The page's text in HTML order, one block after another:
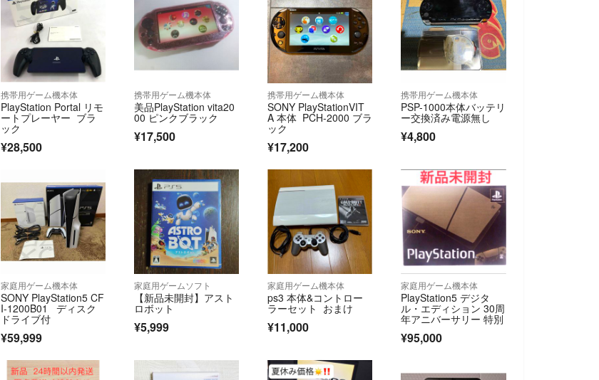
携帯用ゲーム機本体
PlayStation Portal リモ
ートプレーヤー ブラ
ック
¥28,500
携帯用ゲーム機本体
美品PlayStation vita20
00 ピンクブラック
¥17,500
携帯用ゲーム機本体
SONY PlayStationVIT
A 本体 PCH-2000 ブラ
ック
¥17,200
携帯用ゲーム機本体
PSP-1000本体バッテリ
ー交換済み電源無し
¥4,800
家庭用ゲーム機本体
SONY PlayStation5 CF
I-1200B01 ディスク
ドライブ付
¥59,999
家庭用ゲームソフト
【新品未開封】アスト
ロボット
¥5,999
家庭用ゲーム機本体
ps3 本体&コントロー
ラーセット おまけ
¥11,000
家庭用ゲーム機本体
PlayStation5 デジタ
ル・エディション 30周
年アニバーサリー 特別
¥95,000